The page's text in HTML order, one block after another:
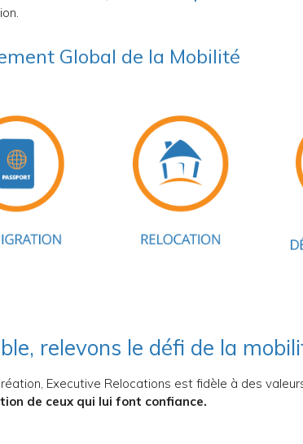
Global de la Mobilité
relevons le défi de la
Executive Relocations est fidèle à des
de ceux qui lui font confiance.